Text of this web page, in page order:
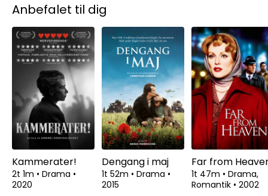
Anbefalet til dig
Kammerater!
2t 1m • Drama •
2020
Dengang i maj
1t 52m • Drama •
2015
Far from
1t 47m • Drama,
Romantik • 2002